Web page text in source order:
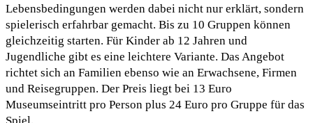
Lebensbedingungen werden dabei nicht nur erklärt, sondern
spielerisch erfahrbar gemacht. Bis zu 10 Gruppen können
gleichzeitig starten. Für Kinder ab 12 Jahren und
Jugendliche gibt es eine leichtere Variante. Das Angebot
richtet sich an Familien ebenso wie an Erwachsene, Firmen
und Reisegruppen. Der Preis liegt bei 13 Euro
Museumseintritt pro Person plus 24 Euro pro Gruppe für das